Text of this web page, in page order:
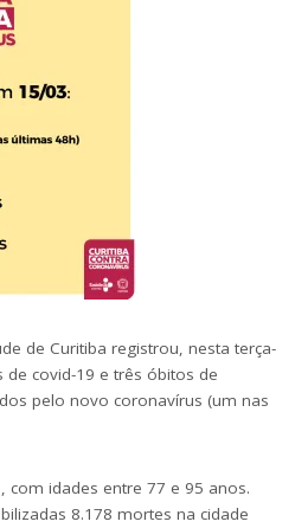
de Curitiba registrou, nesta terça-
covid-19 e três óbitos de
pelo novo coronavírus (um nas
com idades entre 77 e 95 anos.
8.178 mortes na cidade